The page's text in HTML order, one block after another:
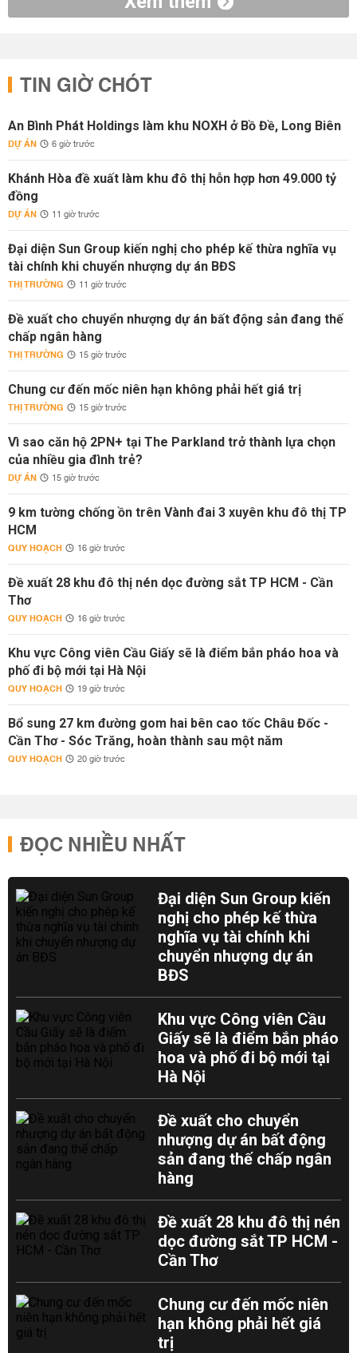
TIN GIỜ CHÓT
An Bình Phát Holdings làm khu NOXH ở Bồ Đề, Long Biên
DỰ ÁN 6 giờ trước
Khánh Hòa đề xuất làm khu đô thị hỗn hợp hơn 49.000 tỷ
đồng
DỰ ÁN 11 giờ trước
Đại diện Sun Group kiến nghị cho phép kế thừa nghĩa vụ
tài chính khi chuyển nhượng dự án BĐS
THỊ TRƯỜNG 11 giờ trước
Đề xuất cho chuyển nhượng dự án bất động sản đang thế
chấp ngân hàng
THỊ TRƯỜNG 15 giờ trước
Chung cư đến mốc niên hạn không phải hết giá trị
THỊ TRƯỜNG 15 giờ trước
Vì sao căn hộ 2PN+ tại The Parkland trở thành lựa chọn
của nhiều gia đình trẻ?
DỰ ÁN 15 giờ trước
9 km tường chống ồn trên Vành đai 3 xuyên khu đô thị TP
HCM
QUY HOẠCH 16 giờ trước
Đề xuất 28 khu đô thị nén dọc đường sắt TP HCM - Cần
Thơ
QUY HOẠCH 16 giờ trước
Khu vực Công viên Cầu Giấy sẽ là điểm bắn pháo hoa và
phố đi bộ mới tại Hà Nội
QUY HOẠCH 19 giờ trước
Bổ sung 27 km đường gom hai bên cao tốc Châu Đốc -
Cần Thơ - Sóc Trăng, hoàn thành sau một năm
QUY HOẠCH 20 giờ trước
ĐỌC NHIỀU NHẤT
Đại diện Sun Group kiến
nghị cho phép kế thừa
nghĩa vụ tài chính khi
chuyển nhượng dự án
BĐS
Khu vực Công viên Cầu
Giấy sẽ là điểm bắn pháo
hoa và phố đi bộ mới tại
Hà Nội
Đề xuất cho chuyển
nhượng dự án bất động
sản đang thế chấp ngân
hàng
Đề xuất 28 khu đô thị nén
dọc đường sắt TP HCM -
Cần Thơ
Chung cư đến mốc niên
hạn không phải hết giá
trị